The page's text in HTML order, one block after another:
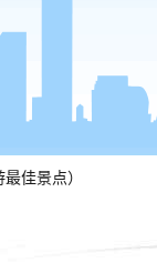
佳景点）